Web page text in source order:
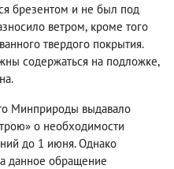
брезентом и не был под
ветром, кроме того
твердого покрытия.
содержаться на подложке,
Минприроды выдавало
о необходимости
до 1 июня. Однако
данное обращение